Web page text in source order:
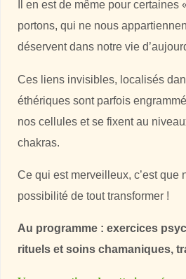
Il en est de même pour
portons, qui ne nous
déservent dans notre vie
Ces liens invisibles, localisés
éthériques sont parfois
nos cellules et se fixent au
chakras.
Ce qui est merveilleux, c’est que
possibilité de tout transformer !
Au programme : exercices
rituels et soins chamaniques,